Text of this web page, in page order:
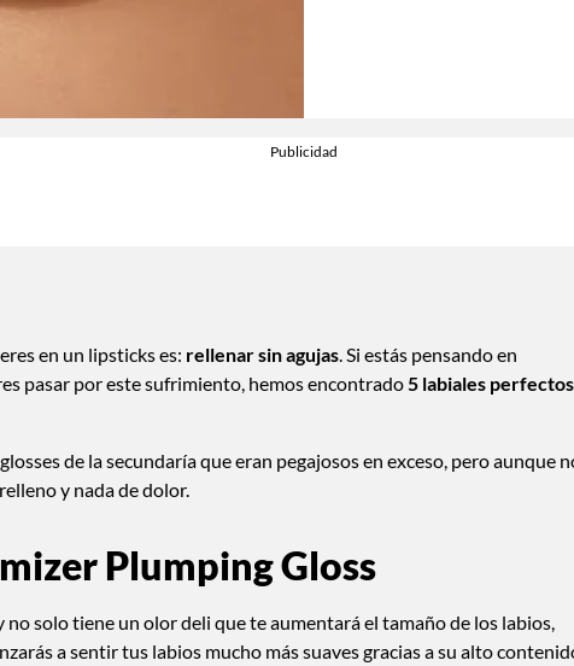
en un lipsticks es: rellenar sin agujas . Si estás pensando en
pasar por este sufrimiento, hemos encontrado 5 labiales perfectos
de la secundaría que eran pegajosos en exceso, pero aunque
y nada de dolor.
Plumping Gloss
no solo tiene un olor deli que te aumentará el tamaño de los labios,
a sentir tus labios mucho más suaves gracias a su alto